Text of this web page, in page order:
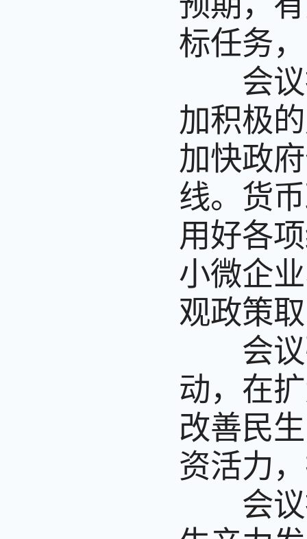
标任务
会议
加积极
加快政
线。货
用好各
小微企
观政策
会议
动，在
改善民
资活力
会议